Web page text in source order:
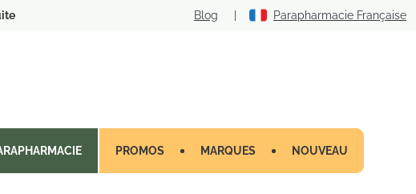
Blog | Parapharmacie Française
PROMOS MARQUES NOUVEAU